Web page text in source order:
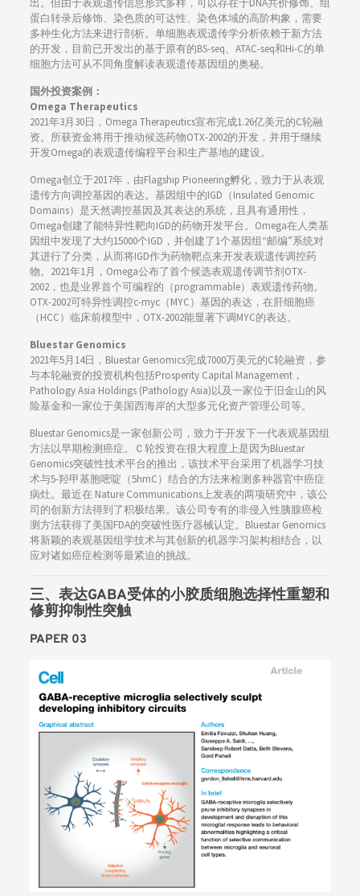
出。但由于表观遗传信息形式多样，可以存在于DNA共价修饰、组
蛋白转录后修饰、染色质的可达性、染色体域的高阶构象，需要
多种生化方法来进行剖析。单细胞表观遗传学分析依赖于新方法
的开发，目前已开发出的基于原有的BS-seq、ATAC-seq和Hi-C的单
细胞方法可从不同角度解读表观遗传基因组的奥秘。
国外投资案例：
Omega Therapeutics
2021年3月30日，Omega Therapeutics宣布完成1.26亿美元的C轮融
资。所获资金将用于推动候选药物OTX-2002的开发，并用于继续
开发Omega的表观遗传编程平台和生产基地的建设。
Omega创立于2017年，由Flagship Pioneering孵化，致力于从表观
遗传方向调控基因的表达。基因组中的IGD（Insulated Genomic
Domains）是天然调控基因及其表达的系统，且具有通用性，
Omega创建了能特异性靶向IGD的药物开发平台。Omega在人类基
因组中发现了大约15000个IGD，并创建了1个基因组“邮编”系统对
其进行了分类，从而将IGD作为药物靶点来开发表观遗传调控药
物。2021年1月，Omega公布了首个候选表观遗传调节剂OTX-
2002，也是业界首个可编程的（programmable）表观遗传药物。
OTX-2002可特异性调控c-myc（MYC）基因的表达，在肝细胞癌
（HCC）临床前模型中，OTX-2002能显著下调MYC的表达。
Bluestar Genomics
2021年5月14日，Bluestar Genomics完成7000万美元的C轮融资，参
与本轮融资的投资机构包括Prosperity Capital Management，
Pathology Asia Holdings (Pathology Asia)以及一家位于旧金山的风
险基金和一家位于美国西海岸的大型多元化资产管理公司等。
Bluestar Genomics是一家创新公司，致力于开发下一代表观基因组
方法以早期检测癌症。Ｃ轮投资在很大程度上是因为Bluestar
Genomics突破性技术平台的推出，该技术平台采用了机器学习技
术与5-羟甲基胞嘧啶（5hmC）结合的方法来检测多种器官中癌症
病灶。最近在 Nature Communications上发表的两项研究中，该公
司的创新方法得到了积极结果。该公司专有的非侵入性胰腺癌检
测方法获得了美国FDA的突破性医疗器械认定。Bluestar Genomics
将新颖的表观基因组学技术与其创新的机器学习架构相结合，以
应对诸如癌症检测等最紧迫的挑战。
三、表达GABA受体的小胶质细胞选择性重塑和
修剪抑制性突触
PAPER 03